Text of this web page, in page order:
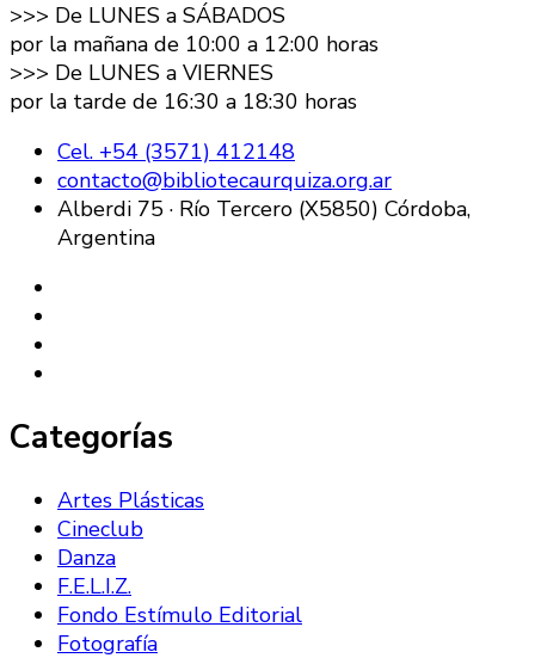
>>> De LUNES a SÁBADOS
por la mañana de 10:00 a 12:00 horas
>>> De LUNES a VIERNES
por la tarde de 16:30 a 18:30 horas
Cel. +54 (3571) 412148
contacto@bibliotecaurquiza.org.ar
Alberdi 75 · Río Tercero (X5850) Córdoba,
Argentina
Categorías
Artes Plásticas
Cineclub
Danza
F.E.L.I.Z.
Fondo Estímulo Editorial
Fotografía